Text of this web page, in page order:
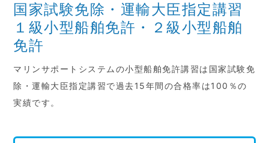
Access
アクセス
Contact us
お問い合わせ
国家試験免除・運輸大臣指定講習
１級小型船舶免許・２級小型船舶
免許
マリンサポートシステムの小型船舶免許講習は国家試験免
除・運輸大臣指定講習で過去15年間の合格率は100％の
実績です。